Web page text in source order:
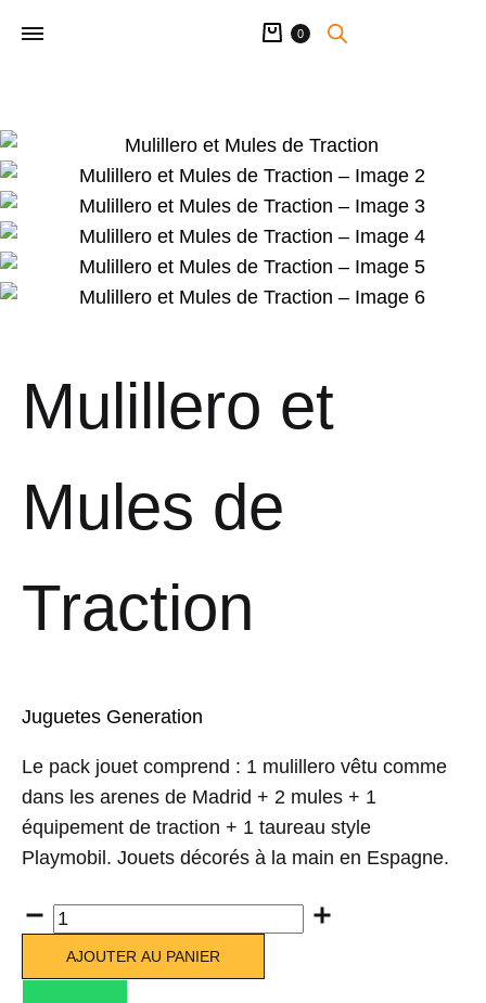
Panier
0
Mulillero et
Mules de
Traction
Juguetes Generation
Le pack jouet comprend : 1 mulillero vêtu comme
dans les arenes de Madrid + 2 mules + 1
équipement de traction + 1 taureau style
Playmobil. Jouets décorés à la main en Espagne.
Quantité
AJOUTER AU PANIER